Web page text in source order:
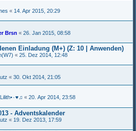
« 14. Apr 2015, 20:29
Brsn « 26. Jan 2015, 08:58
Einladung (M+) (Z: 10 | Anwenden)
« 25. Dez 2014, 12:48
« 30. Okt 2014, 21:05
♫♥٠•Lilith•٠♥♫ « 20. Apr 2014, 23:58
- Adventskalender
« 19. Dez 2013, 17:59